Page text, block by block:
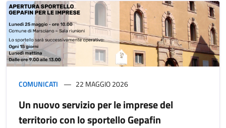
COMUNICATI 22 MAGGIO 2026
Un nuovo servizio per le imprese del
territorio con lo sportello Gepafin